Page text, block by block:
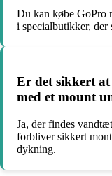
Du kan købe GoPro
i specialbutikker, der
Er det sikkert
med et mount
Ja, der findes
forbliver sikkert
dykning.